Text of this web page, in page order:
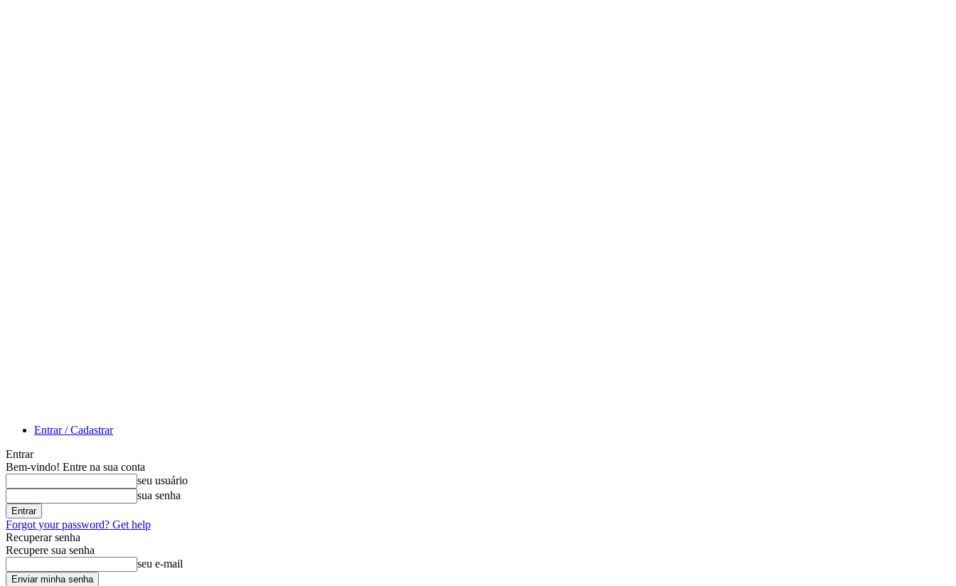
Entrar / Cadastrar
Entrar
Bem-vindo! Entre na sua conta
seu usuário
sua senha
Forgot your password? Get help
Recuperar senha
Recupere sua senha
seu e-mail